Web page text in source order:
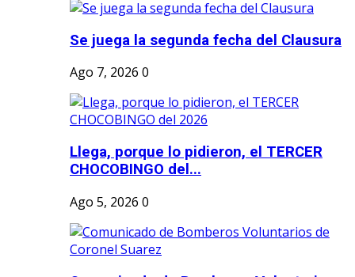
Se juega la segunda fecha del Clausura
Ago 7, 2026 0
Llega, porque lo pidieron, el TERCER
CHOCOBINGO del...
Ago 5, 2026 0